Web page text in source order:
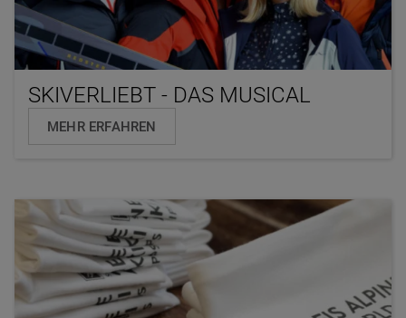
SKIVERLIEBT - DAS MUSICAL
MEHR ERFAHREN